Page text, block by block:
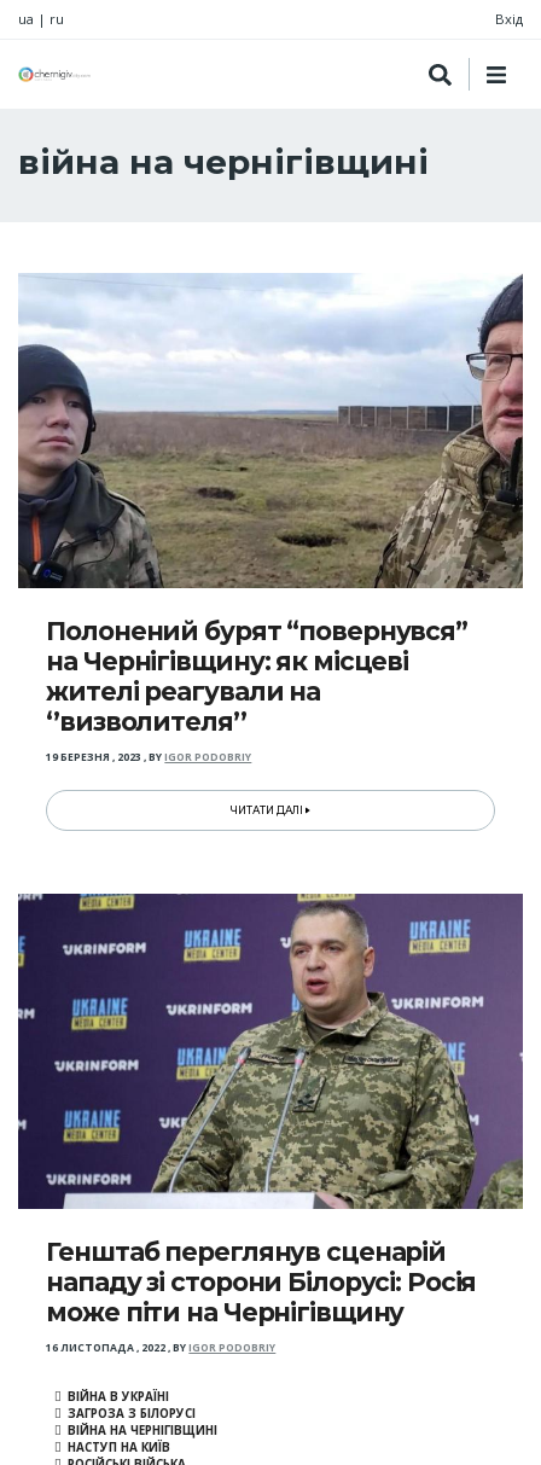
ua | ru Вхід
війна на чернігівщині
Полонений бурят “повернувся”
на Чернігівщину: як місцеві
жителі реагували на
‘’визволителя’’
19 БЕРЕЗНЯ , 2023 ,BYIGOR PODOBRIY
ЧИТАТИ ДАЛІ
Генштаб переглянув сценарій
нападу зі сторони Білорусі: Росія
може піти на Чернігівщину
16 ЛИСТОПАДА , 2022,BYIGOR PODOBRIY
ВІЙНА В УКРАЇНІ
ЗАГРОЗА З БІЛОРУСІ
ВІЙНА НА ЧЕРНІГІВЩИНІ
НАСТУП НА КИЇВ